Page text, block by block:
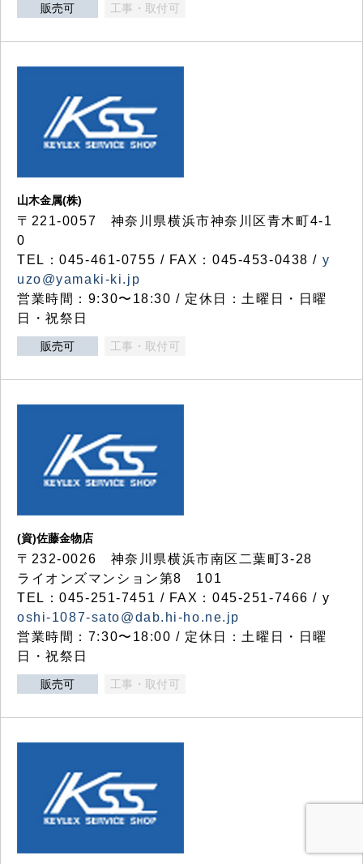
販売可 工事・取付可
山木金属(株)
〒221-0057 神奈川県横浜市神奈川区青木町4-1
0
TEL：045-461-0755 / FAX：045-453-0438 / y
uzo@yamaki-ki.jp
営業時間：9:30〜18:30 / 定休日：土曜日・日曜
日・祝祭日
販売可 工事・取付可
(資)佐藤金物店
〒232-0026 神奈川県横浜市南区二葉町3-28
ライオンズマンション第8 101
TEL：045-251-7451 / FAX：045-251-7466 / y
oshi-1087-sato@dab.hi-ho.ne.jp
営業時間：7:30〜18:00 / 定休日：土曜日・日曜
日・祝祭日
販売可 工事・取付可